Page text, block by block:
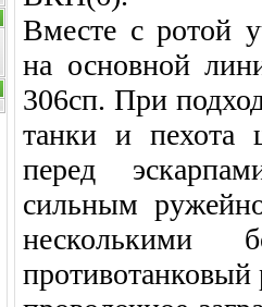
Вместе с ротой
на основной
306сп. При
танки и пехота
перед
сильным
несколькими
противотанковый